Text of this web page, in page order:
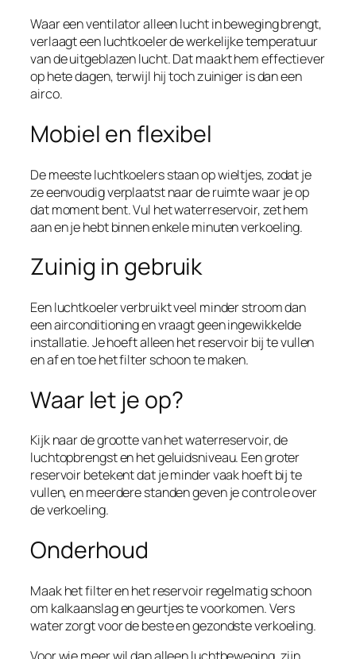
Waar een ventilator alleen lucht in beweging brengt,
verlaagt een luchtkoeler de werkelijke temperatuur
van de uitgeblazen lucht. Dat maakt hem effectiever
op hete dagen, terwijl hij toch zuiniger is dan een
airco.
Mobiel en flexibel
De meeste luchtkoelers staan op wieltjes, zodat je
ze eenvoudig verplaatst naar de ruimte waar je op
dat moment bent. Vul het waterreservoir, zet hem
aan en je hebt binnen enkele minuten verkoeling.
Zuinig in gebruik
Een luchtkoeler verbruikt veel minder stroom dan
een airconditioning en vraagt geen ingewikkelde
installatie. Je hoeft alleen het reservoir bij te vullen
en af en toe het filter schoon te maken.
Waar let je op?
Kijk naar de grootte van het waterreservoir, de
luchtopbrengst en het geluidsniveau. Een groter
reservoir betekent dat je minder vaak hoeft bij te
vullen, en meerdere standen geven je controle over
de verkoeling.
Onderhoud
Maak het filter en het reservoir regelmatig schoon
om kalkaanslag en geurtjes te voorkomen. Vers
water zorgt voor de beste en gezondste verkoeling.